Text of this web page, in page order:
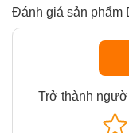
Đánh giá sản phẩm
Trở thành